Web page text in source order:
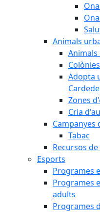
Animals
Animals
Adopta
Zones
Cria
Campanyes
Tabac
Recursos
Esports
Programes
Programes
adults
Programes